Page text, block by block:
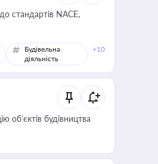
стандартів NACE,
Будівельна
діяльність
+10
об’єктів будівництва